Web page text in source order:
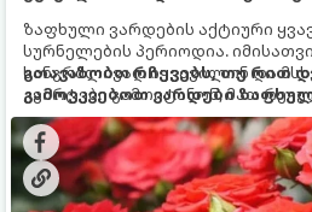
ზაფხული ვარდების აქტიური
სურნელების პერიოდია.
ხანგრძლივად იყვავილონ და
კვირტები გამოიტანონ, მათ
გამოკვება სჭირდებათ.
მოთხოვნილებები იცვლება,
ვიცოდეთ, რომელი სასუქები
გთავაზობთ რჩევებს, თუ რით
გამოვკვებოთ ვარდები
შედეგის მისაღწევად: